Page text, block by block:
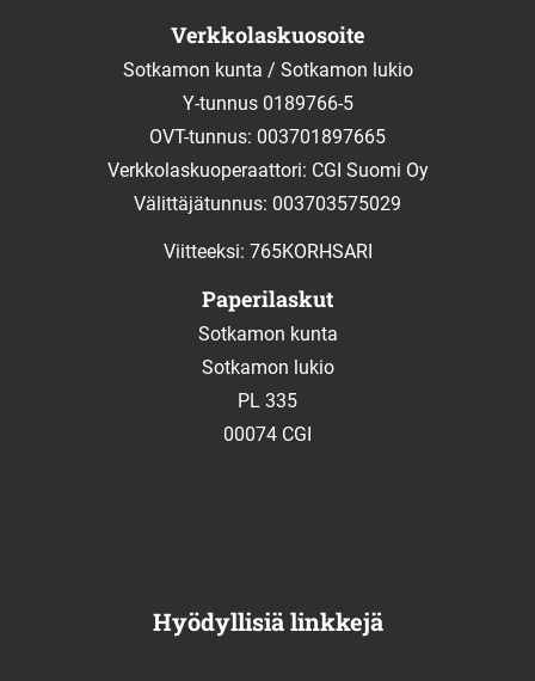
Verkkolaskuosoite
Sotkamon kunta / Sotkamon lukio
Y-tunnus 0189766-5
OVT-tunnus: 003701897665
Verkkolaskuoperaattori: CGI Suomi Oy
Välittäjätunnus: 003703575029
Viitteeksi: 765KORHSARI
Paperilaskut
Sotkamon kunta
Sotkamon lukio
PL 335
00074 CGI
Hyödyllisiä linkkejä